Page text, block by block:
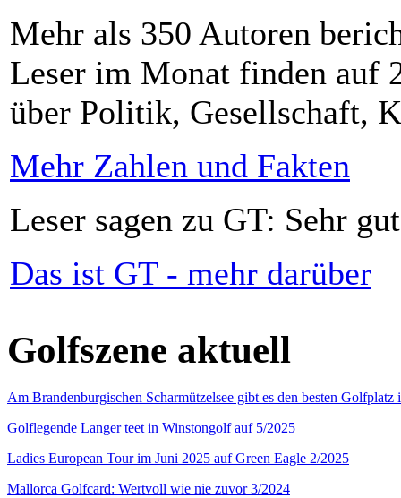
Mehr als 350 Autoren
Leser im Monat finden auf
über Politik, Gesellschaft,
Mehr Zahlen und Fakten
Leser sagen zu GT: Sehr
Das ist GT - mehr darüber
Golfszene aktuell
Am Brandenburgischen Scharmützelsee gibt es den besten
Golflegende Langer teet in Winstongolf auf 5/2025
Ladies European Tour im Juni 2025 auf Green Eagle 2/2025
Mallorca Golfcard: Wertvoll wie nie zuvor 3/2024